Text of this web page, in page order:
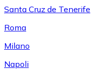
Santa Cruz de Tenerife
Roma
Milano
Napoli